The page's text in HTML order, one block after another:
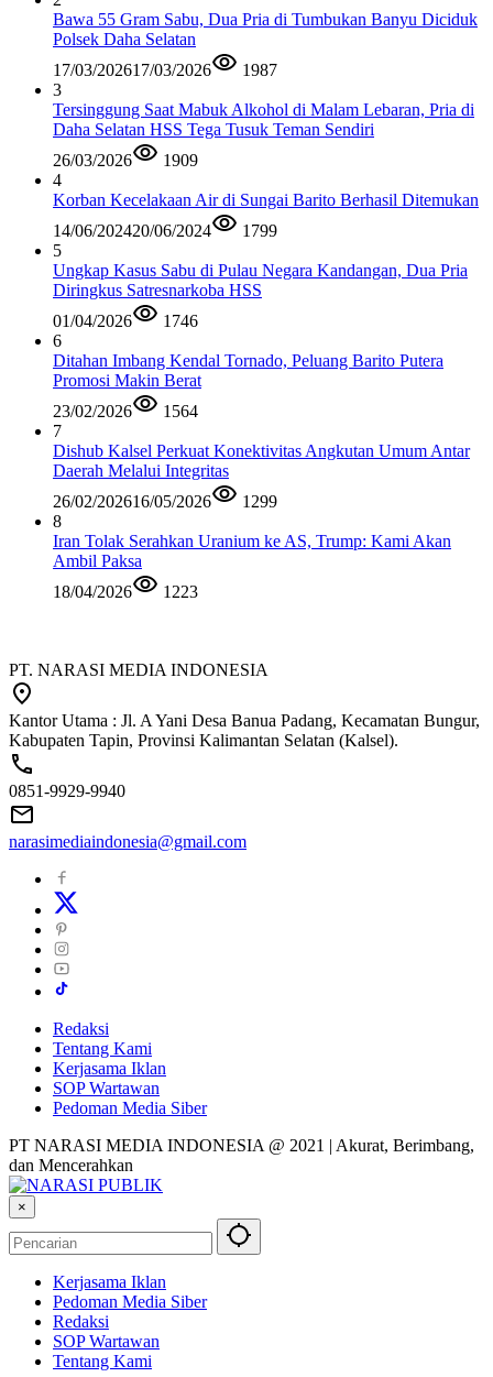
Bawa 55 Gram Sabu, Dua Pria di Tumbukan Banyu Diciduk
Polsek Daha Selatan
17/03/202617/03/2026
1987
3
Tersinggung Saat Mabuk Alkohol di Malam Lebaran, Pria di
Daha Selatan HSS Tega Tusuk Teman Sendiri
26/03/2026
1909
4
Korban Kecelakaan Air di Sungai Barito Berhasil Ditemukan
14/06/202420/06/2024
1799
5
Ungkap Kasus Sabu di Pulau Negara Kandangan, Dua Pria
Diringkus Satresnarkoba HSS
01/04/2026
1746
6
Ditahan Imbang Kendal Tornado, Peluang Barito Putera
Promosi Makin Berat
23/02/2026
1564
7
Dishub Kalsel Perkuat Konektivitas Angkutan Umum Antar
Daerah Melalui Integritas
26/02/202616/05/2026
1299
8
Iran Tolak Serahkan Uranium ke AS, Trump: Kami Akan
Ambil Paksa
18/04/2026
1223
PT. NARASI MEDIA INDONESIA
Kantor Utama : Jl. A Yani Desa Banua Padang, Kecamatan Bungur,
Kabupaten Tapin, Provinsi Kalimantan Selatan (Kalsel).
0851-9929-9940
narasimediaindonesia@gmail.com
Redaksi
Tentang Kami
Kerjasama Iklan
SOP Wartawan
Pedoman Media Siber
PT NARASI MEDIA INDONESIA @ 2021 | Akurat, Berimbang,
dan Mencerahkan
×
Kerjasama Iklan
Pedoman Media Siber
Redaksi
SOP Wartawan
Tentang Kami